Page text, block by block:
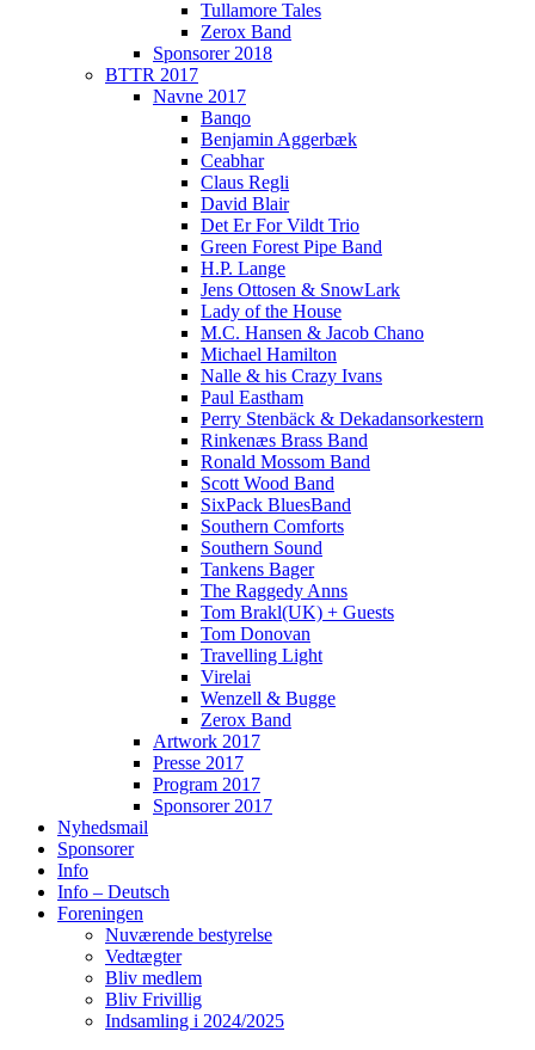
Tullamore Tales
Zerox Band
Sponsorer 2018
BTTR 2017
Navne 2017
Banqo
Benjamin Aggerbæk
Ceabhar
Claus Regli
David Blair
Det Er For Vildt Trio
Green Forest Pipe Band
H.P. Lange
Jens Ottosen & SnowLark
Lady of the House
M.C. Hansen & Jacob Chano
Michael Hamilton
Nalle & his Crazy Ivans
Paul Eastham
Perry Stenbäck & Dekadansorkestern
Rinkenæs Brass Band
Ronald Mossom Band
Scott Wood Band
SixPack BluesBand
Southern Comforts
Southern Sound
Tankens Bager
The Raggedy Anns
Tom Brakl(UK) + Guests
Tom Donovan
Travelling Light
Virelai
Wenzell & Bugge
Zerox Band
Artwork 2017
Presse 2017
Program 2017
Sponsorer 2017
Nyhedsmail
Sponsorer
Info
Info – Deutsch
Foreningen
Nuværende bestyrelse
Vedtægter
Bliv medlem
Bliv Frivillig
Indsamling i 2024/2025